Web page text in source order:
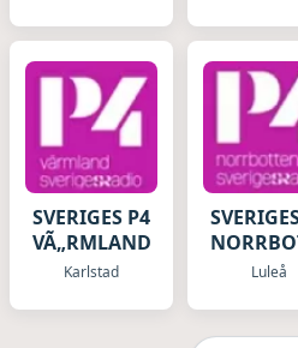
SVERIGES P4
VÃ„RMLAND
Karlstad Luleå